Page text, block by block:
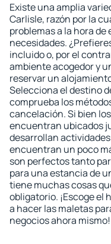
Existe una amplia
Carlisle, razón por la
problemas a la hora
necesidades.
incluido o, por el
ambiente acogedor y
reservar un
Selecciona el destino
comprueba los
cancelación. Si bien
encuentran ubicados
desarrollan
encuentran un poco
son perfectos tanto
para una estancia de
tiene muchas cosas
obligatorio. ¡Escoge el
a hacer las maletas
negocios ahora mismo!